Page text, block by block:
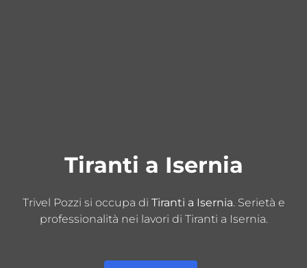
Tiranti a Isernia
Trivel Pozzi si occupa di Tiranti a Isernia. Serietà e
professionalità nei lavori di Tiranti a Isernia.